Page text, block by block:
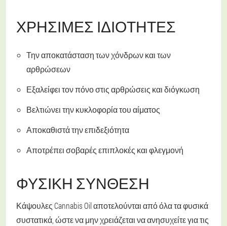
ΧΡΉΣΙΜΕΣ ΙΔΙΌΤΗΤΕΣ
Την αποκατάσταση των χόνδρων και των
αρθρώσεων
Εξαλείφει τον πόνο στις αρθρώσεις και διόγκωση
Βελτιώνει την κυκλοφορία του αίματος
Αποκαθιστά την επιδεξιότητα
Αποτρέπει σοβαρές επιπλοκές και φλεγμονή
ΦΥΣΙΚΉ ΣΎΝΘΕΣΗ
Κάψουλες Cannabis Oil αποτελούνται από όλα τα φυσικά
συστατικά, ώστε να μην χρειάζεται να ανησυχείτε για τις